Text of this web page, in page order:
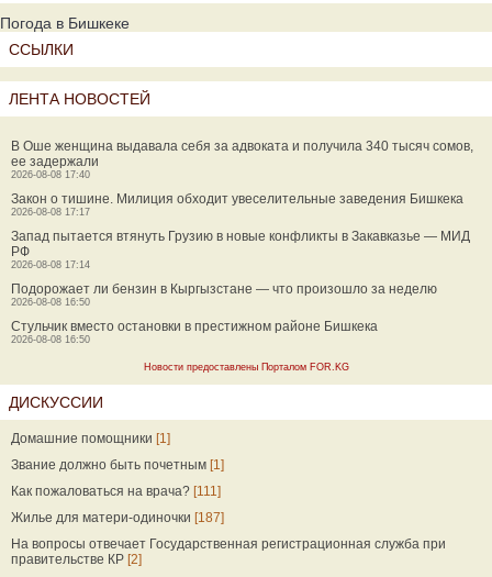
Погода в Бишкеке
ССЫЛКИ
ЛЕНТА НОВОСТЕЙ
В Оше женщина выдавала себя за адвоката и получила 340 тысяч сомов,
ее задержали
2026-08-08 17:40
Закон о тишине. Милиция обходит увеселительные заведения Бишкека
2026-08-08 17:17
Запад пытается втянуть Грузию в новые конфликты в Закавказье — МИД
РФ
2026-08-08 17:14
Подорожает ли бензин в Кыргызстане — что произошло за неделю
2026-08-08 16:50
Стульчик вместо остановки в престижном районе Бишкека
2026-08-08 16:50
Новости предоставлены Порталом FOR.KG
ДИСКУССИИ
Домашние помощники [1]
Звание должно быть почетным [1]
Как пожаловаться на врача? [111]
Жилье для матери-одиночки [187]
На вопросы отвечает Государственная регистрационная служба при
правительстве КР [2]